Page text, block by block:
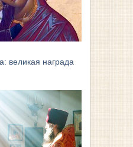
великая награда